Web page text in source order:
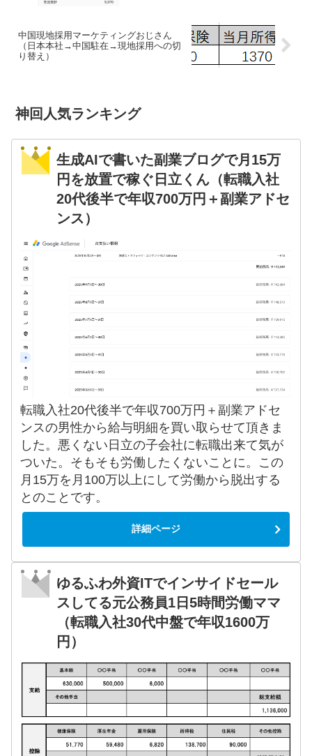
中国現地採用マーケティングおじさん
（日本本社→中国駐在→現地採用への切
り替え）
神回人気ランキング
生成AIで書いた副業ブログで月15万
円を放置で稼ぐ日立くん（転職入社
20代後半で年収700万円＋副業アドセ
ンス）
転職入社20代後半で年収700万円＋副業アドセ
ンスの男性から給与明細を買い取らせて頂きま
した。悪くない日立の子会社に転職出来て気が
ついた。そもそも労働したくないことに。この
月15万を月100万以上にして労働から脱出する
とのことです。
詳細ページ
ゆるふわ外資ITでインサイドセール
スしてる元公務員1日5時間労働ママ
（転職入社30代中盤で年収1600万
円）